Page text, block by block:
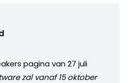
pagina van 27 juli
zal vanaf 15 oktober